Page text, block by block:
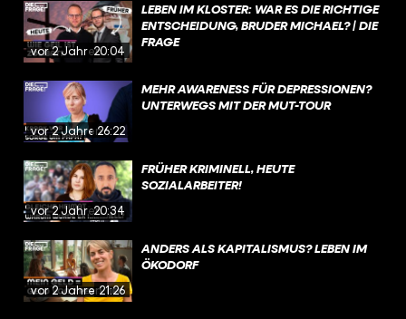
vor 2 Jahren20:04
LEBEN IM KLOSTER: WAR ES DIE RICHTIGE
ENTSCHEIDUNG, BRUDER MICHAEL? | DIE
FRAGE
vor 2 Jahren26:22
MEHR AWARENESS FÜR DEPRESSIONEN?
UNTERWEGS MIT DER MUT-TOUR
vor 2 Jahren20:34
FRÜHER KRIMINELL, HEUTE
SOZIALARBEITER!
vor 2 Jahren21:26
ANDERS ALS KAPITALISMUS? LEBEN IM
ÖKODORF